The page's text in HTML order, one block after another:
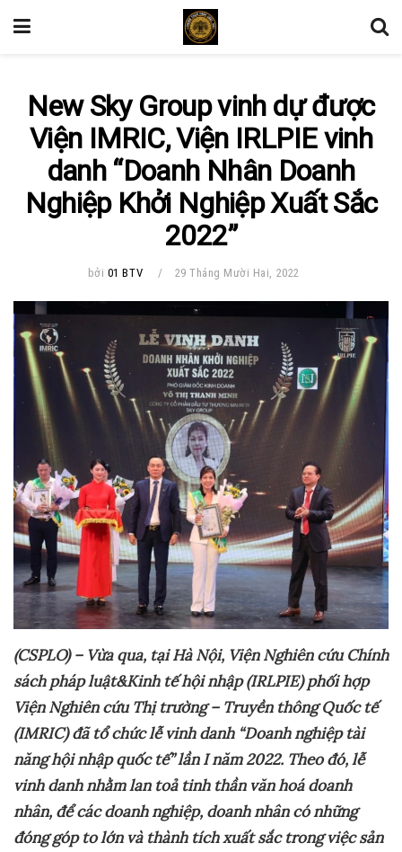
New Sky Group vinh dự được
Viện IMRIC, Viện IRLPIE vinh
danh “Doanh Nhân Doanh
Nghiệp Khởi Nghiệp Xuất Sắc
2022”
bởi 01 BTV 29 Tháng Mười Hai, 2022
(CSPLO) – Vừa qua, tại Hà Nội, Viện Nghiêncứu Chính
sách pháp luật&Kinh tế hội nhập (IRLPIE) phối hợp
Viện Nghiên cứu Thị trường – Truyền thông Quốc tế
(IMRIC)đã tổ chức lễ vinh danh “Doanh nghiệp tài
năng hội nhập quốc tế” lần I năm 2022. Theo đó, lễ
vinh danh nhằm lan toả tinh thần văn hoá doanh
nhân, đểcác doanh nghiệp, doanh nhân có những
đóng góp to lớn và thành tích xuất sắc trong việc sản